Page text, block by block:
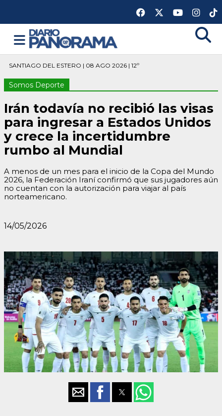
SANTIAGO DEL ESTERO | 08 AGO 2026 | 12º
Somos Deporte
Irán todavía no recibió las visas
para ingresar a Estados Unidos
y crece la incertidumbre
rumbo al Mundial
A menos de un mes para el inicio de la Copa del Mundo
2026, la Federación Iraní confirmó que sus jugadores aún
no cuentan con la autorización para viajar al país
norteamericano.
14/05/2026